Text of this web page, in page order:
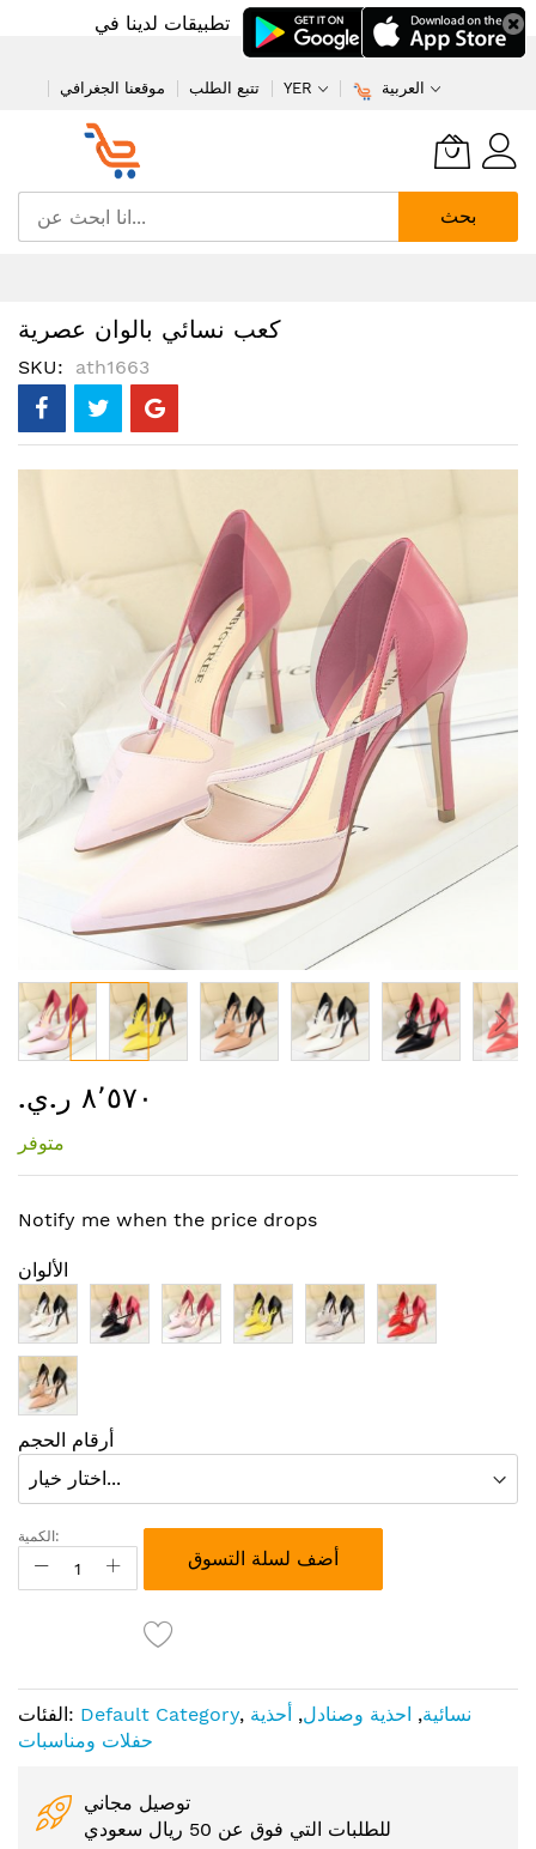
تطبيقات لدينا في
موقعنا الجغرافي تتبع الطلب YER العربية
بحث
كعب نسائي بالوان عصرية
SKU ath1663
الصور
إلى
معرض
الصور
٨٬٥٧٠ ر.ي.‏
متوفر
Notify me when the price drops
الألوان
أرقام الحجم
الكمية:
أضف لسلة التسوق
الفئات: Default Category, نسائية, احذية وصنادل, أحذية
حفلات ومناسبات
توصيل مجاني
للطلبات التي فوق عن 50 ريال سعودي